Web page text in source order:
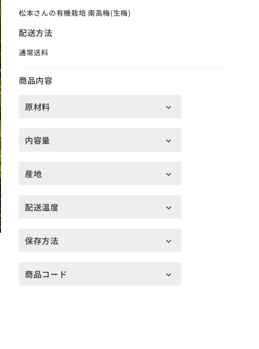
松本さんの有機栽培 南高梅(生梅)
配送方法
通常送料
商品内容
原材料
内容量
産地
配送温度
保存方法
商品コード